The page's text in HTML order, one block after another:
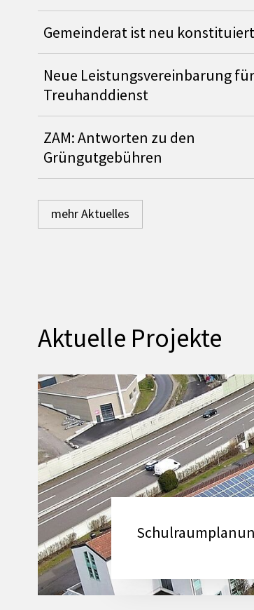
Gemeinderat ist neu konstituiert
Neue Leistungsvereinbarung
Treuhanddienst
ZAM: Antworten zu den
Grüngutgebühren
mehr Aktuelles
Aktuelle Projekte